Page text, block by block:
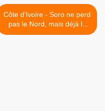
Côte d'Ivoire - Soro ne perd
pas le Nord, mais déjà la
face - "révolution